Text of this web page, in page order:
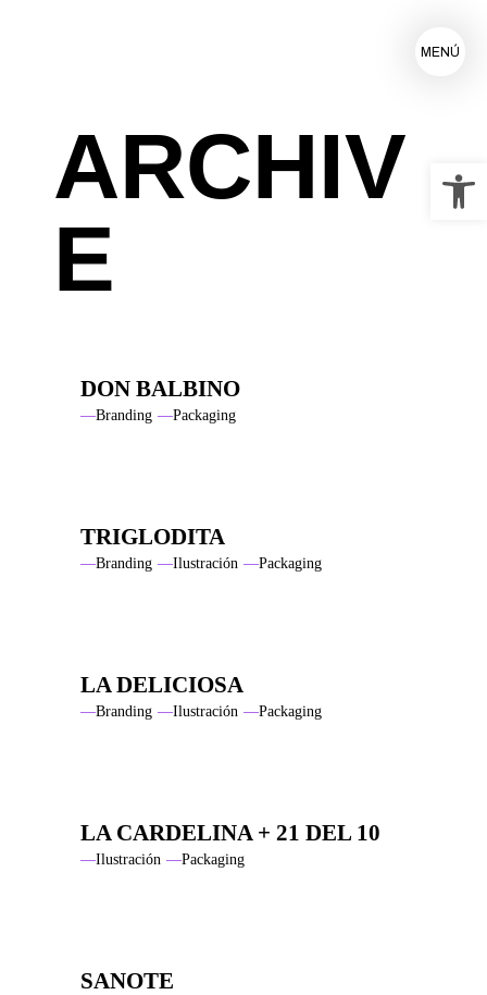
MENÚ
ARCHIV
E
DON BALBINO
Branding Packaging
TRIGLODITA
Branding Ilustración Packaging
LA DELICIOSA
Branding Ilustración Packaging
LA CARDELINA + 21 DEL 10
Ilustración Packaging
SANOTE